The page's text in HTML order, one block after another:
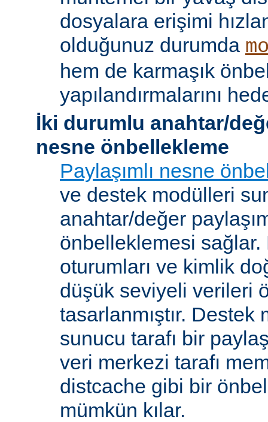
dosyalara erişimi
olduğunuz durumda
hem de karmaşık
yapılandırmalarını
İki durumlu anahtar/
nesne önbellekleme
Paylaşımlı nesne
ve destek modülleri
anahtar/değer
önbelleklemesi
oturumları ve kimlik
düşük seviyeli verileri
tasarlanmıştır.
sunucu tarafı bir
veri merkezi tarafı
distcache gibi bir
mümkün kılar.